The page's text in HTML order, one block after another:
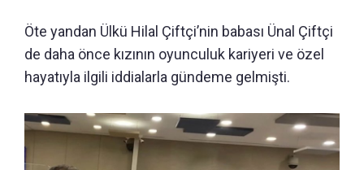
Öte yandan Ülkü Hilal Çiftçi’nin babası Ünal Çiftçi
de daha önce kızının oyunculuk kariyeri ve özel
hayatıyla ilgili iddialarla gündeme gelmişti.